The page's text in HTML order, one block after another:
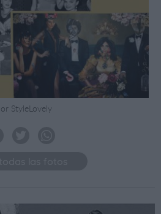
StyleLovely